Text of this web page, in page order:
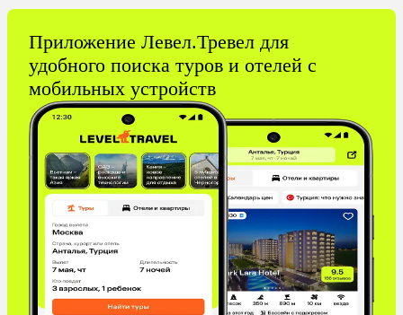
Приложение Левел.Тревел для
удобного поиска туров и отелей с
мобильных устройств